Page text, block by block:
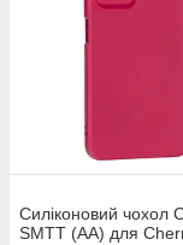
Силіконовий чохол
SMTT (AA) для